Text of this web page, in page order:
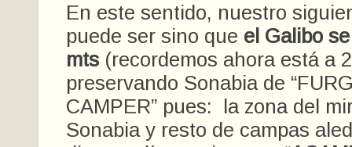
En este sentido, nuestro
puede ser sino que el Galibo
mts (recordemos ahora está a
preservando Sonabia de
CAMPER” pues: la zona del
Sonabia y resto de campas